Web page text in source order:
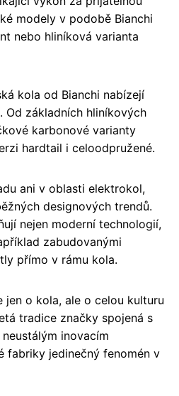
modely v podobě Bianchi
nebo hliníková varianta
kola od Bianchi nabízejí
Od základních hliníkových
karbonové varianty
hardtail i celoodpružené.
ani v oblasti elektrokol,
designových trendů.
nejen moderní technologií,
zabudovanými
přímo v rámu kola.
jen o kola, ale o celou kulturu
tradice značky spojená s
inovacím
fabriky jedinečný fenomén v